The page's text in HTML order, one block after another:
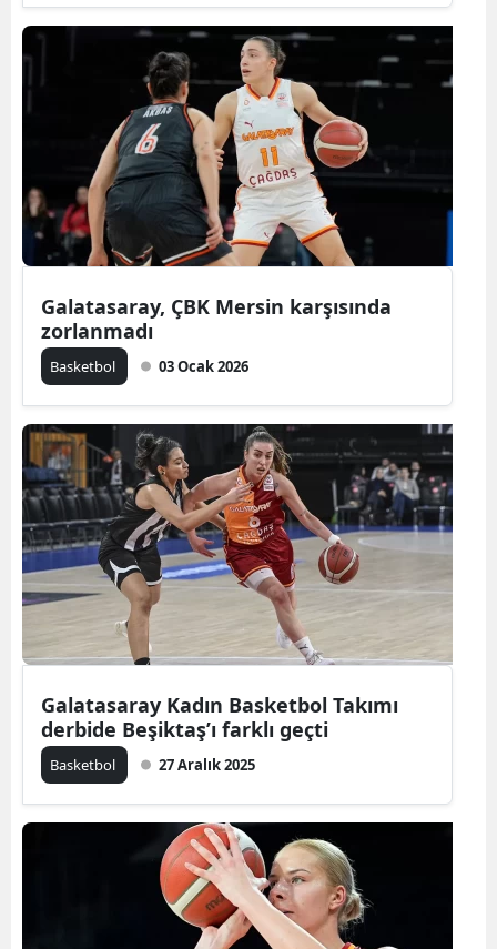
Galatasaray, ÇBK Mersin karşısında
zorlanmadı
Basketbol 03 Ocak 2026
Galatasaray Kadın Basketbol Takımı
derbide Beşiktaş’ı farklı geçti
Basketbol 27 Aralık 2025